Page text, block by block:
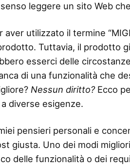
leggere un sito Web
aver utilizzato il termine
Tuttavia, il prodotto
esserci delle
di una funzionalità che
Nessun diritto?Ecco
diverse esigenze.
pensieri personali e
giusta. Uno dei modi
delle funzionalità o dei